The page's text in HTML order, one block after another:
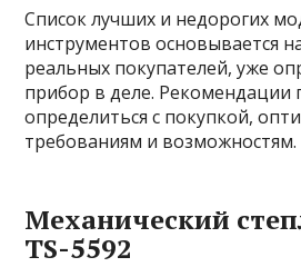
Список лучших и недорогих
инструментов основывается
реальных покупателей, уже
прибор в деле. Рекомендации
определиться с покупкой,
требованиям и возможностям.
Механический
TS-5592